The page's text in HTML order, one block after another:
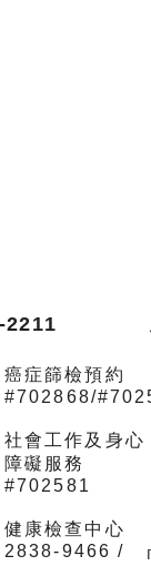
2211
癌症篩檢預約
#702868/
社會工作及身心
障礙服務
#702581
健康檢查中心
2838-9466 /